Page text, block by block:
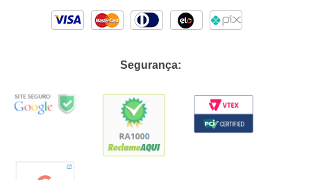
Segurança: